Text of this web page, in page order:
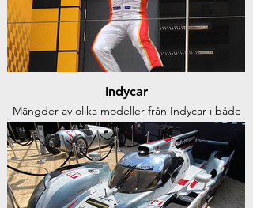
Indycar
Mängder av olika modeller från Indycar i både
skala 1:18 och 1:43